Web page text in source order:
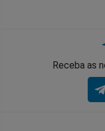
Receba as